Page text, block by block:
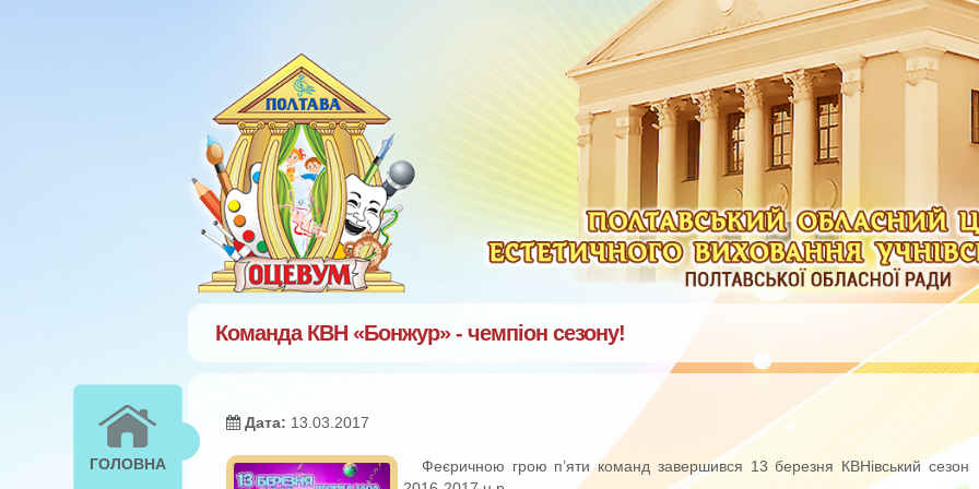
ГОЛОВНА
Команда КВН «Бонжур» - чемпіон сезону!
Дата: 13.03.2017
Феєричною грою п’яти команд завершився 13 березня КВНівський сезон